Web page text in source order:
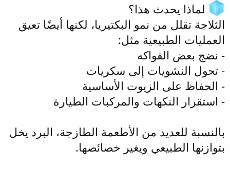
لماذا يحدث هذا؟
الثلاجة تقلل من نمو البكتيريا، لكنها أيضًا تعيق
العمليات الطبيعية مثل:
- نضج بعض الفواكه
- تحول النشويات إلى سكريات
- الحفاظ على الزيوت الأساسية
- استقرار النكهات والمركبات الطيارة
بالنسبة للعديد من الأطعمة الطازجة، البرد يخل
بتوازنها الطبيعي ويغير خصائصها.